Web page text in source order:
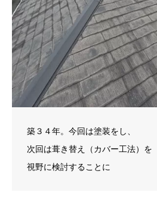
築３４年。今回は塗装をし、
次回は葺き替え（カバー工法）を
視野に検討することに